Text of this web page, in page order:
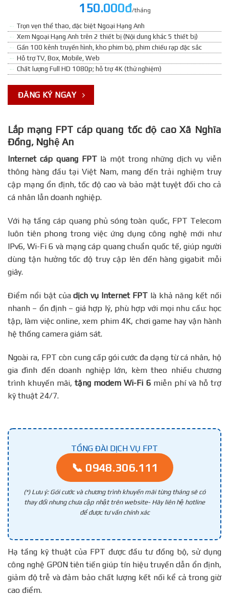
150.000đ/tháng
Trọn vẹn thể thao, đặc biệt Ngoại Hạng Anh
Xem Ngoại Hạng Anh trên 2 thiết bị (Nội dung khác 5 thiết bị)
Gần 100 kênh truyền hình, kho phim bộ, phim chiếu rạp đặc sắc
Hỗ trợ TV, Box, Mobile, Web
Chất lượng Full HD 1080p; hỗ trợ 4K (thử nghiệm)
ĐĂNG KÝ NGAY
Lắp mạng FPT cáp quang tốc độ cao Xã Nghĩa
Đồng, Nghệ An
Internet cáp quang FPTlà một trong những dịch vụ viễn
thông hàng đầu tại Việt Nam, mang đến trải nghiệm truy
cập mạng ổn định, tốc độ cao và bảo mật tuyệt đối cho cả
cá nhân lẫn doanh nghiệp.
Với hạ tầng cáp quang phủ sóng toàn quốc, FPT Telecom
luôn tiên phong trong việc ứng dụng công nghệ mới như
IPv6, Wi-Fi 6 và mạng cáp quang chuẩn quốc tế, giúp người
dùng tận hưởng tốc độ truy cập lên đến hàng gigabit mỗi
giây.
Điểm nổi bật củadịch vụ Internet FPTlà khả năng kết nối
nhanh – ổn định – giá hợp lý, phù hợp với mọi nhu cầu: học
tập, làm việc online, xem phim 4K, chơi game hay vận hành
hệ thống camera giám sát.
Ngoài ra, FPT còn cung cấp gói cước đa dạng từ cá nhân, hộ
gia đình đến doanh nghiệp lớn, kèm theo nhiều chương
trình khuyến mãi, tặng modem Wi-Fi 6miễn phí và hỗ trợ
kỹ thuật 24/7.
TỔNG ĐÀI DỊCH VỤ FPT
📞 0948.306.111
(*) Lưu ý: Gói cước và chương trình khuyến mãi từng tháng sẽ có
thay đổi nhưng chưa cập nhật trên website- Hãy liên hệ hotline
để được tư vấn chính xác
Hạ tầng kỹ thuật của FPT được đầu tư đồng bộ, sử dụng
công nghệ GPON tiên tiến giúp tín hiệu truyền dẫn ổn định,
giảm độ trễ và đảm bảo chất lượng kết nối kể cả trong giờ
cao điểm.